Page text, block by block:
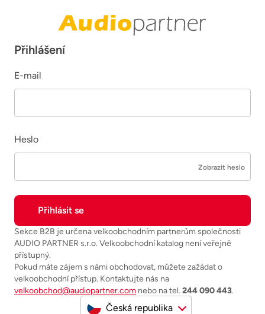
Přihlášení
E-mail
Heslo
Zobrazit heslo
Sekce B2B je určena velkoobchodním partnerům společnosti
AUDIO PARTNER s.r.o. Velkoobchodní katalog není veřejně
přístupný.
Pokud máte zájem s námi obchodovat, můžete zažádat o
velkoobchodní přístup. Kontaktujte nás na
velkoobchod@audiopartner.com nebo na tel. 244 090 443.
Česká republika